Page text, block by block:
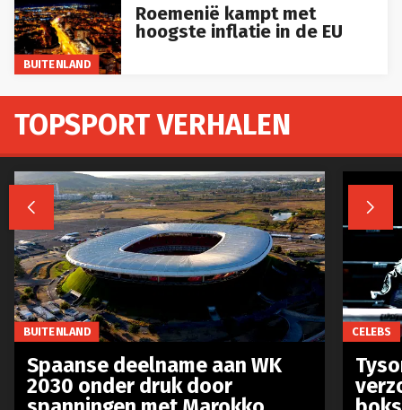
BUITENLAND
Roemenië kampt met
hoogste inflatie in de EU
TOPSPORT VERHALEN
 
BUITENLAND
Spaanse deelname aan WK
2030 onder druk door
CELEBS